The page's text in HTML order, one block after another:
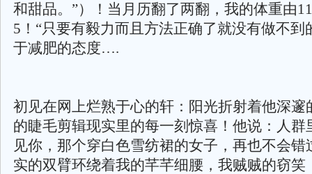
和甜品。”）！当月历翻了两翻，我的体重由
5！“只要有毅力而且方法正确了就没有做不到
于减肥的态度….
初见在网上烂熟于心的轩：阳光折射着他深邃
的睫毛剪辑现实里的每一刻惊喜！他说：人群
见你，那个穿白色雪纺裙的女子，再也不会错
实的双臂环绕着我的芊芊细腰，我贼贼的窃笑